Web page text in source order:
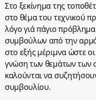
Στο ξεκίνημα της
στο θέμα του τεχνικού
λόγο γιά πάγιο
συμβούλων από την
στο εξής μέριμνα ώστε
γνώση των θεμάτων των
καλούνται να
συμβουλίου.